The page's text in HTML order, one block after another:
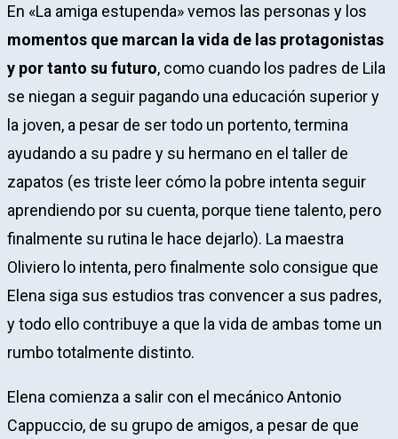
En «La amiga estupenda» vemos las personas y los
momentos que marcan la vida de las protagonistas
y por tanto su futuro, como cuando los padres de Lila
se niegan a seguir pagando una educación superior y
la joven, a pesar de ser todo un portento, termina
ayudando a su padre y su hermano en el taller de
zapatos (es triste leer cómo la pobre intenta seguir
aprendiendo por su cuenta, porque tiene talento, pero
finalmente su rutina le hace dejarlo). La maestra
Oliviero lo intenta, pero finalmente solo consigue que
Elena siga sus estudios tras convencer a sus padres,
y todo ello contribuye a que la vida de ambas tome un
rumbo totalmente distinto.
Elena comienza a salir con el mecánico Antonio
Cappuccio, de su grupo de amigos, a pesar de que